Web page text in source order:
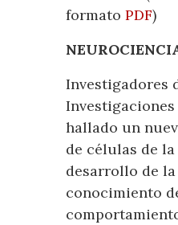
formatoPDF)
Investigadores
hallado un
de células de
desarrollo de
conocimiento